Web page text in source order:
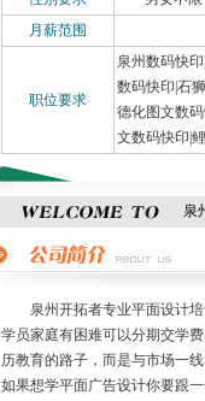
月薪范围
职位要求
泉州数码快
数码快印|石
德化图文数
文数码快印|
泉
泉州开拓者专业平面设计培
学员家庭有困难可以分期交学
历教育的路子，而是与市场一线
如果想学平面广告设计你要跟